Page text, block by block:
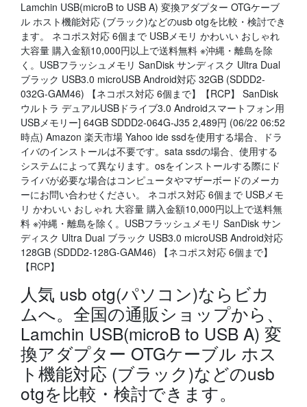
Lamchin USB(microB to USB A) 変換アダプター OTGケーブ
ル ホスト機能対応 (ブラック)などのusb otgを比較・検討でき
ます。 ネコポス対応 6個まで USBメモリ かわいい おしゃれ
大容量 購入金額10,000円以上で送料無料 ※沖縄・離島を除
く。USBフラッシュメモリ SanDisk サンディスク Ultra Dual
ブラック USB3.0 microUSB Android対応 32GB (SDDD2-
032G-GAM46) 【ネコポス対応 6個まで】【RCP】 SanDisk
ウルトラ デュアルUSBドライブ3.0 Androidスマートフォン用
USBメモリー] 64GB SDDD2-064G-J35 2,489円 (06/22 06:52
時点) Amazon 楽天市場 Yahoo ide ssdを使用する場合、ドラ
イバのインストールは不要です。sata ssdの場合、使用する
システムによって異なります。osをインストールする際にド
ライバが必要な場合はコンピュータやマザーボードのメーカ
ーにお問い合わせください。 ネコポス対応 6個まで USBメモ
リ かわいい おしゃれ 大容量 購入金額10,000円以上で送料無
料 ※沖縄・離島を除く。USBフラッシュメモリ SanDisk サン
ディスク Ultra Dual ブラック USB3.0 microUSB Android対応
128GB (SDDD2-128G-GAM46) 【ネコポス対応 6個まで】
【RCP】
人気 usb otg(パソコン)ならビカ
ムへ。全国の通販ショップから、
Lamchin USB(microB to USB A) 変
換アダプター OTGケーブル ホス
ト機能対応 (ブラック)などのusb
otgを比較・検討できます。